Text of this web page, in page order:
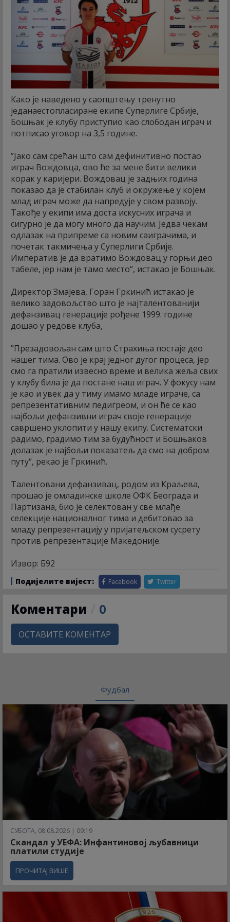
Како је наведено у саопштењу тренутно
једанаестопласиране екипе Суперлиге Србије,
Бошњак је клубу приступио као слободан играч и
потписао уговор на 3,5 године.
”Јако сам срећан што сам дефинитивно постао
играч Вождовца, ово ће за мене бити велики
корак у каријери. Вождовац је задњих година
показао да је стабилан клуб и окружење у којем
млад играч може да напредује у свом развоју.
Такође у екипи има доста искусних играча и
сигурно је да могу много да научим. Једва чекам
одлазак на припреме са новим саиграчима, и
почетак такмичења у Суперлиги Србије.
Императив је да вратимо Вождовац у горњи део
табеле, јер нам је тамо место“, истакао је Бошњак.
Директор Змајева, Горан Гркинић истакао је
велико задовољство што је најталентованији
дефанзивац генерације рођене 1999. године
дошао у редове клуба,
”Презадовољан сам што Страхиња постаје део
нашег тима. Ово је крај једног дугог процеса, јер
смо га пратили извесно време и велика жеља свих
у клубу била је да постане наш играч. У фокусу нам
је као и увек да у тиму имамо младе играче, са
репрезентативним педигреом, и он ће се као
најбољи дефанзивни играч своје генерације
савршено уклопити у нашу екипу. Систематски
радимо, градимо тим за будућност и Бошњаков
долазак је најбољи показатељ да смо на добром
путу“, рекао је Гркинић.
Талентовани дефанзивац, родом из Краљева,
прошао је омладинске школе ОФК Београда и
Партизана, био је селектован у све млађе
селекције националног тима и дебитовао за
младу репрезентацију у пријатељском сусрету
против репрезентације Македоније.
Извор: Б92
Подијелите вијест: Facebook Twitter
Коментари 0
ОСТАВИТЕ КОМЕНТАР
Фудбал
СУБОТА, 08.08.2026 | 09:19
Скандал у УЕФА: Инфантиновој љубавници
платили студије
ПРОЧИТАЈ ВИШЕ